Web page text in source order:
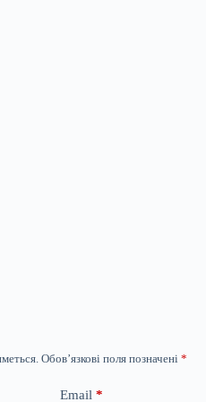
Обов’язкові поля позначені *
Email *